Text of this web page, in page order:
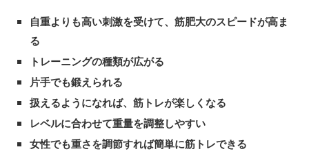
自重よりも高い刺激を受けて、筋肥大のスピードが高ま
る
トレーニングの種類が広がる
片手でも鍛えられる
扱えるようになれば、筋トレが楽しくなる
レベルに合わせて重量を調整しやすい
女性でも重さを調節すれば簡単に筋トレできる